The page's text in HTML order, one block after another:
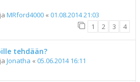
MRford4000 « 01.08.2014 21:03
1 2 3 4
tehdään?
Jonatha « 05.06.2014 16:11